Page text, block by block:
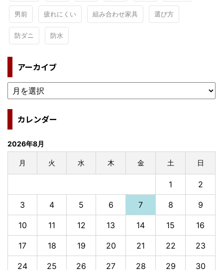
男前 疲れにくい 組み合わせ家具 選び方
防ダニ 防水
アーカイブ
カレンダー
2026年8月
月 火 水 木 金 土 日
1 2
3 4 5 6 7 8 9
10 11 12 13 14 15 16
17 18 19 20 21 22 23
24 25 26 27 28 29 30